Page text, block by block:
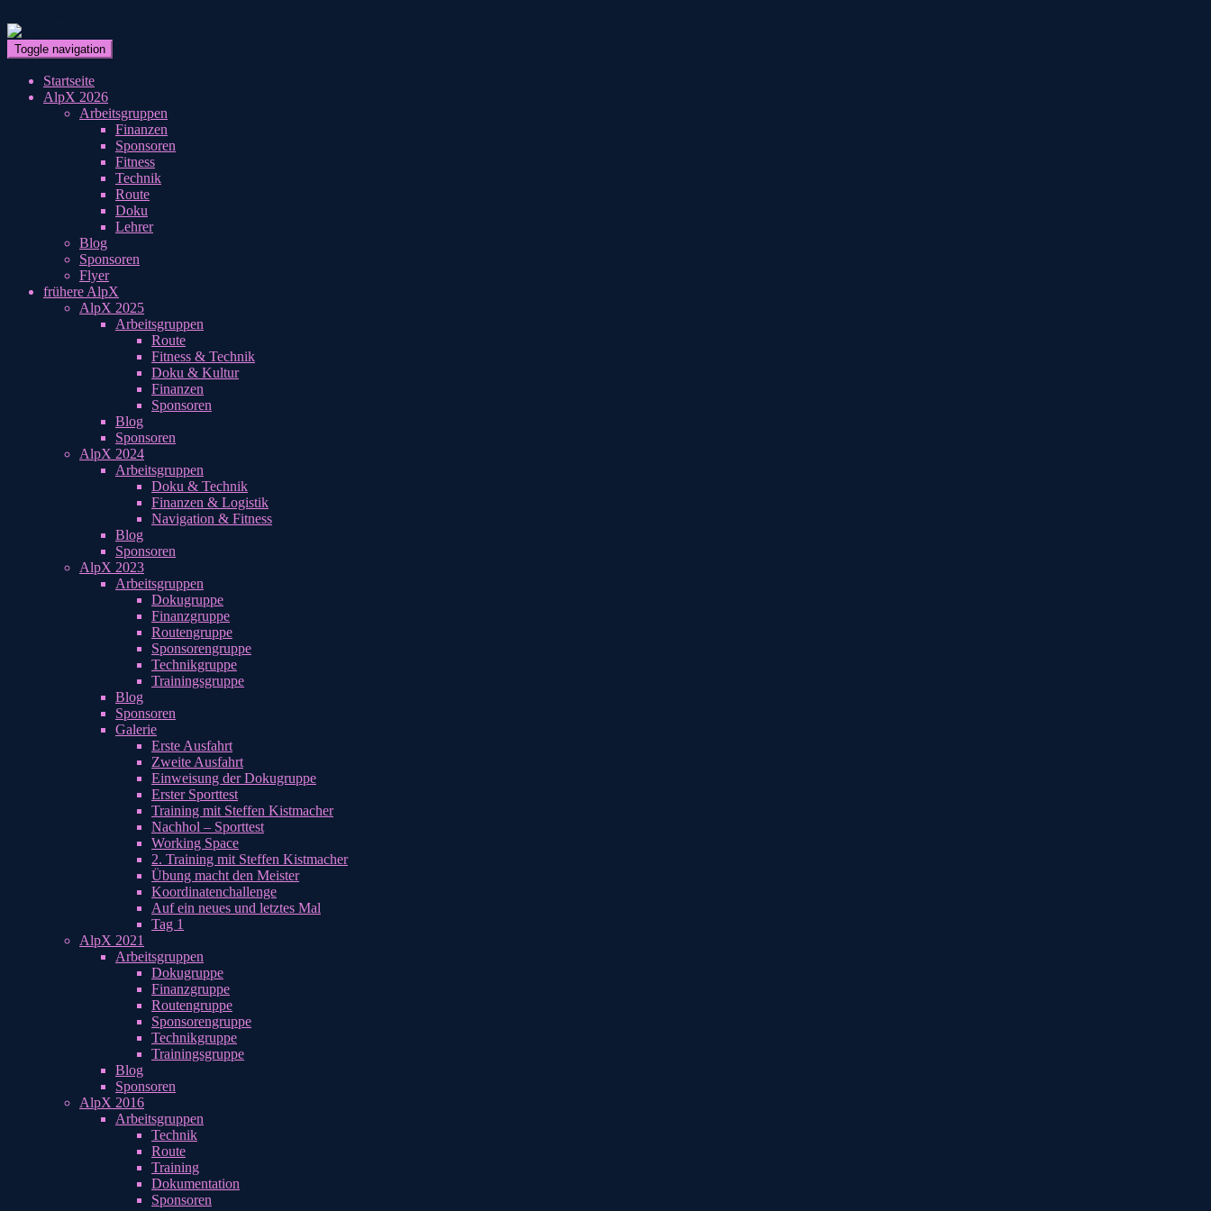
Toggle navigation
Startseite
AlpX 2026
Arbeitsgruppen
Finanzen
Sponsoren
Fitness
Technik
Route
Doku
Lehrer
Blog
Sponsoren
Flyer
frühere AlpX
AlpX 2025
Arbeitsgruppen
Route
Fitness & Technik
Doku & Kultur
Finanzen
Sponsoren
Blog
Sponsoren
AlpX 2024
Arbeitsgruppen
Doku & Technik
Finanzen & Logistik
Navigation & Fitness
Blog
Sponsoren
AlpX 2023
Arbeitsgruppen
Dokugruppe
Finanzgruppe
Routengruppe
Sponsorengruppe
Technikgruppe
Trainingsgruppe
Blog
Sponsoren
Galerie
Erste Ausfahrt
Zweite Ausfahrt
Einweisung der Dokugruppe
Erster Sporttest
Training mit Steffen Kistmacher
Nachhol – Sporttest
Working Space
2. Training mit Steffen Kistmacher
Übung macht den Meister
Koordinatenchallenge
Auf ein neues und letztes Mal
Tag 1
AlpX 2021
Arbeitsgruppen
Dokugruppe
Finanzgruppe
Routengruppe
Sponsorengruppe
Technikgruppe
Trainingsgruppe
Blog
Sponsoren
AlpX 2016
Arbeitsgruppen
Technik
Route
Training
Dokumentation
Sponsoren